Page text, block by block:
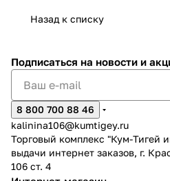
Назад к списку
Подписаться на новости и
8 800 700 88 46
kalinina106@kumtigey.ru
Торговый комплекс "Кум-Тигей
выдачи интернет заказов, г.
106 ст. 4